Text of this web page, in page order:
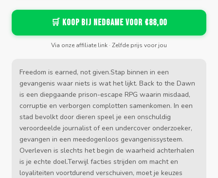
🛒 Koop bij Nedgame voor €88,00
Via onze affiliate link · Zelfde prijs voor jou
Freedom is earned, not given.Stap binnen in een
gevangenis waar niets is wat het lijkt. Back to the Dawn
is een diepgaande prison-escape RPG waarin misdaad,
corruptie en verborgen complotten samenkomen. In een
stad bevolkt door dieren speel je een onschuldig
veroordeelde journalist of een undercover onderzoeker,
gevangen in een meedogenloos gevangenissysteem.
Overleven is slechts het begin de waarheid achterhalen
is je echte doel.Terwijl facties strijden om macht en
loyaliteiten voortdurend verschuiven, moet je keuzes